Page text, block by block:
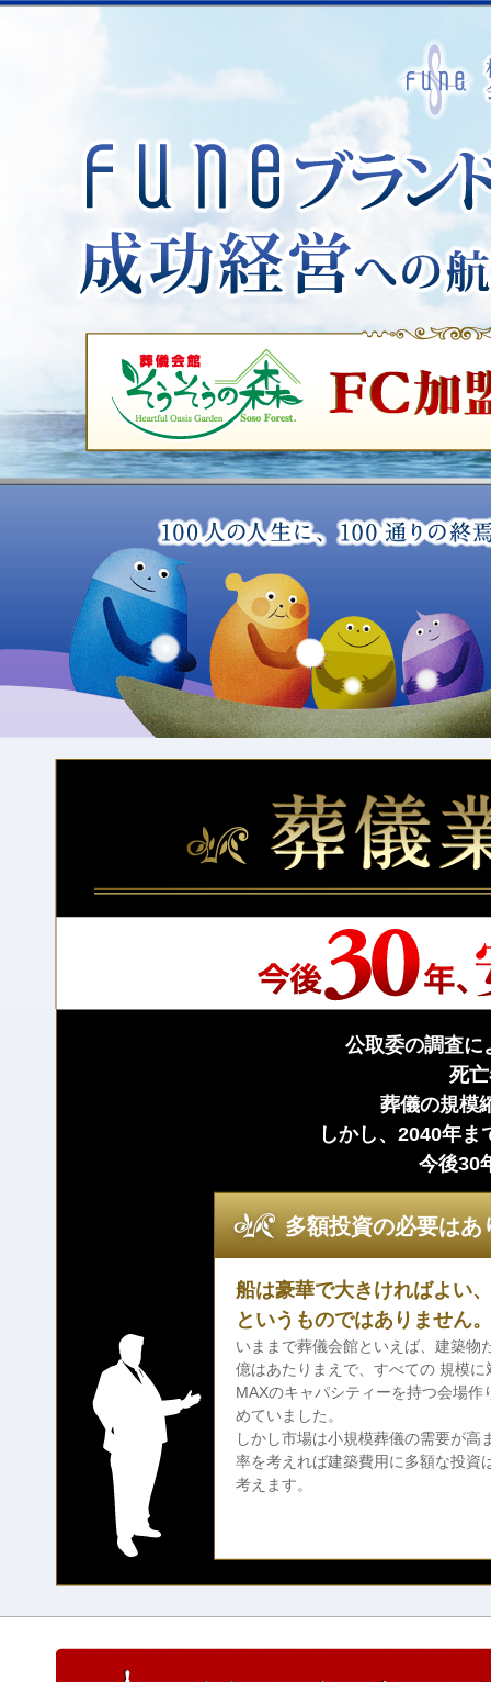
公取委の調査に
死
葬儀の規模
しかし、2040年
今後30
多額投資の必要はあ
船は豪華で大きければよい、
というものではありません。
いままで葬儀会館といえば、建築物
億はあたりまえで、すべての 規模に
MAXのキャパシティーを持つ会場作
めていました。
しかし市場は小規模葬儀の需要が高
率を考えれば建築費用に多額な投資
考えます。